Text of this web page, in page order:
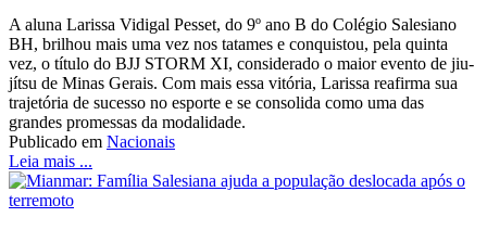
A aluna Larissa Vidigal Pesset, do 9º ano B do Colégio Salesiano
BH, brilhou mais uma vez nos tatames e conquistou, pela quinta
vez, o título do BJJ STORM XI, considerado o maior evento de jiu-
jítsu de Minas Gerais. Com mais essa vitória, Larissa reafirma sua
trajetória de sucesso no esporte e se consolida como uma das
grandes promessas da modalidade.
Publicado em Nacionais
Leia mais ...